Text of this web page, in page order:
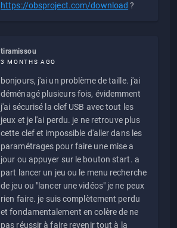
https://obsproject.com/download ?
tiramissou
3 MONTHS AGO
bonjours, j'ai un problème de taille. j'ai
déménagé plusieurs fois, évidemment
j'ai sécurisé la clef USB avec tout les
jeux et je l'ai perdu. je ne retrouve plus
cette clef et impossible d'aller dans les
paramétrages pour faire une mise a
jour ou appuyer sur le bouton start. a
part lancer un jeu ou le menu recherche
de jeu ou "lancer une vidéos" je ne peux
rien faire. je suis complètement perdu
et fondamentalement en colère de ne
pas réussir à faire revenir tout à la